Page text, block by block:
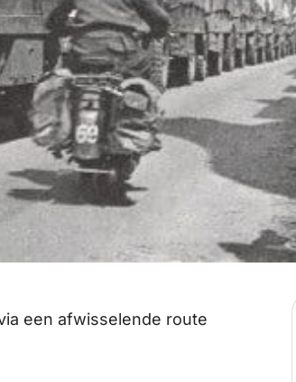
een afwisselende route